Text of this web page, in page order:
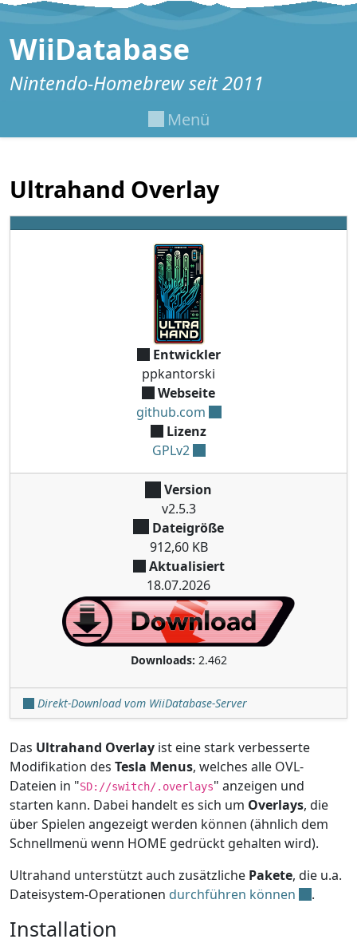
Zum Inhalt springen
WiiDatabase
Nintendo-Homebrew seit 2011
Menü
Ultrahand Overlay
Entwickler
ppkantorski
Webseite
github.com
Lizenz
GPLv2
Version
v2.5.3
Dateigröße
912,60 KB
Aktualisiert
18.07.2026
Downloads: 2.462
Direkt-Download vom WiiDatabase-Server
Das Ultrahand Overlay ist eine stark verbesserte
Modifikation des Tesla Menus, welches alle OVL-
Dateien in "SD://switch/.overlays" anzeigen und
starten kann. Dabei handelt es sich um Overlays, die
über Spielen angezeigt werden können (ähnlich dem
Schnellmenü wenn HOME gedrückt gehalten wird).
Ultrahand unterstützt auch zusätzliche Pakete, die u.a.
Dateisystem-Operationen durchführen können .
Installation